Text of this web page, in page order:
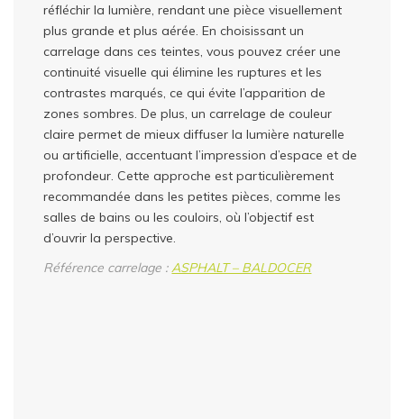
réfléchir la lumière, rendant une pièce visuellement
plus grande et plus aérée. En choisissant un
carrelage dans ces teintes, vous pouvez créer une
continuité visuelle qui élimine les ruptures et les
contrastes marqués, ce qui évite l’apparition de
zones sombres. De plus, un carrelage de couleur
claire permet de mieux diffuser la lumière naturelle
ou artificielle, accentuant l’impression d’espace et de
profondeur. Cette approche est particulièrement
recommandée dans les petites pièces, comme les
salles de bains ou les couloirs, où l’objectif est
d’ouvrir la perspective.
Référence carrelage :ASPHALT – BALDOCER